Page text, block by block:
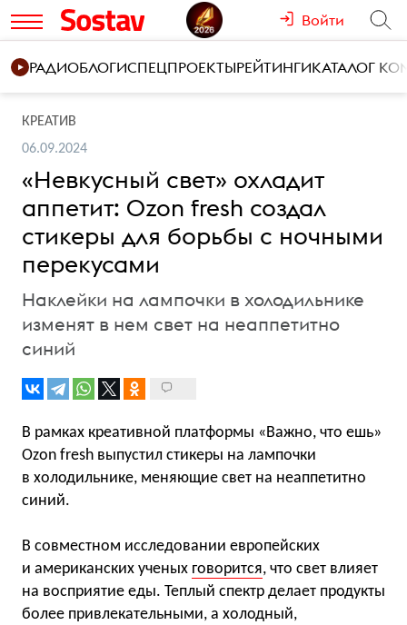
Войти
РАДИОБЛОГИСПЕЦПРОЕКТЫРЕЙТИНГИКАТАЛОГ
КРЕАТИВ
06.09.2024
«Невкусный свет» охладит
аппетит: Ozon fresh создал
стикеры для борьбы с ночными
перекусами
Наклейки на лампочки в холодильнике
изменят в нем свет на неаппетитно
синий
В рамках креативной платформы «Важно, что ешь»
Ozon fresh выпустил стикеры на лампочки
в холодильнике, меняющие свет на неаппетитно
синий.
В совместном исследовании европейских
и американских ученых говорится, что свет влияет
на восприятие еды. Теплый спектр делает продукты
более привлекательными, а холодный,